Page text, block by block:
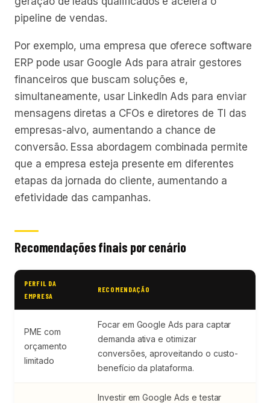
pipeline de vendas.
Por exemplo, uma empresa que oferece software
ERP pode usar Google Ads para atrair gestores
financeiros que buscam soluções e,
simultaneamente, usar LinkedIn Ads para enviar
mensagens diretas a CFOs e diretores de TI das
empresas-alvo, aumentando a chance de
conversão. Essa abordagem combinada permite
que a empresa esteja presente em diferentes
etapas da jornada do cliente, aumentando a
efetividade das campanhas.
Recomendações finais por cenário
PERFIL DA
EMPRESA
RECOMENDAÇÃO
PME com
orçamento
limitado
Focar em Google Ads para captar
demanda ativa e otimizar
conversões, aproveitando o custo-
benefício da plataforma.
Investir em Google Ads e testar